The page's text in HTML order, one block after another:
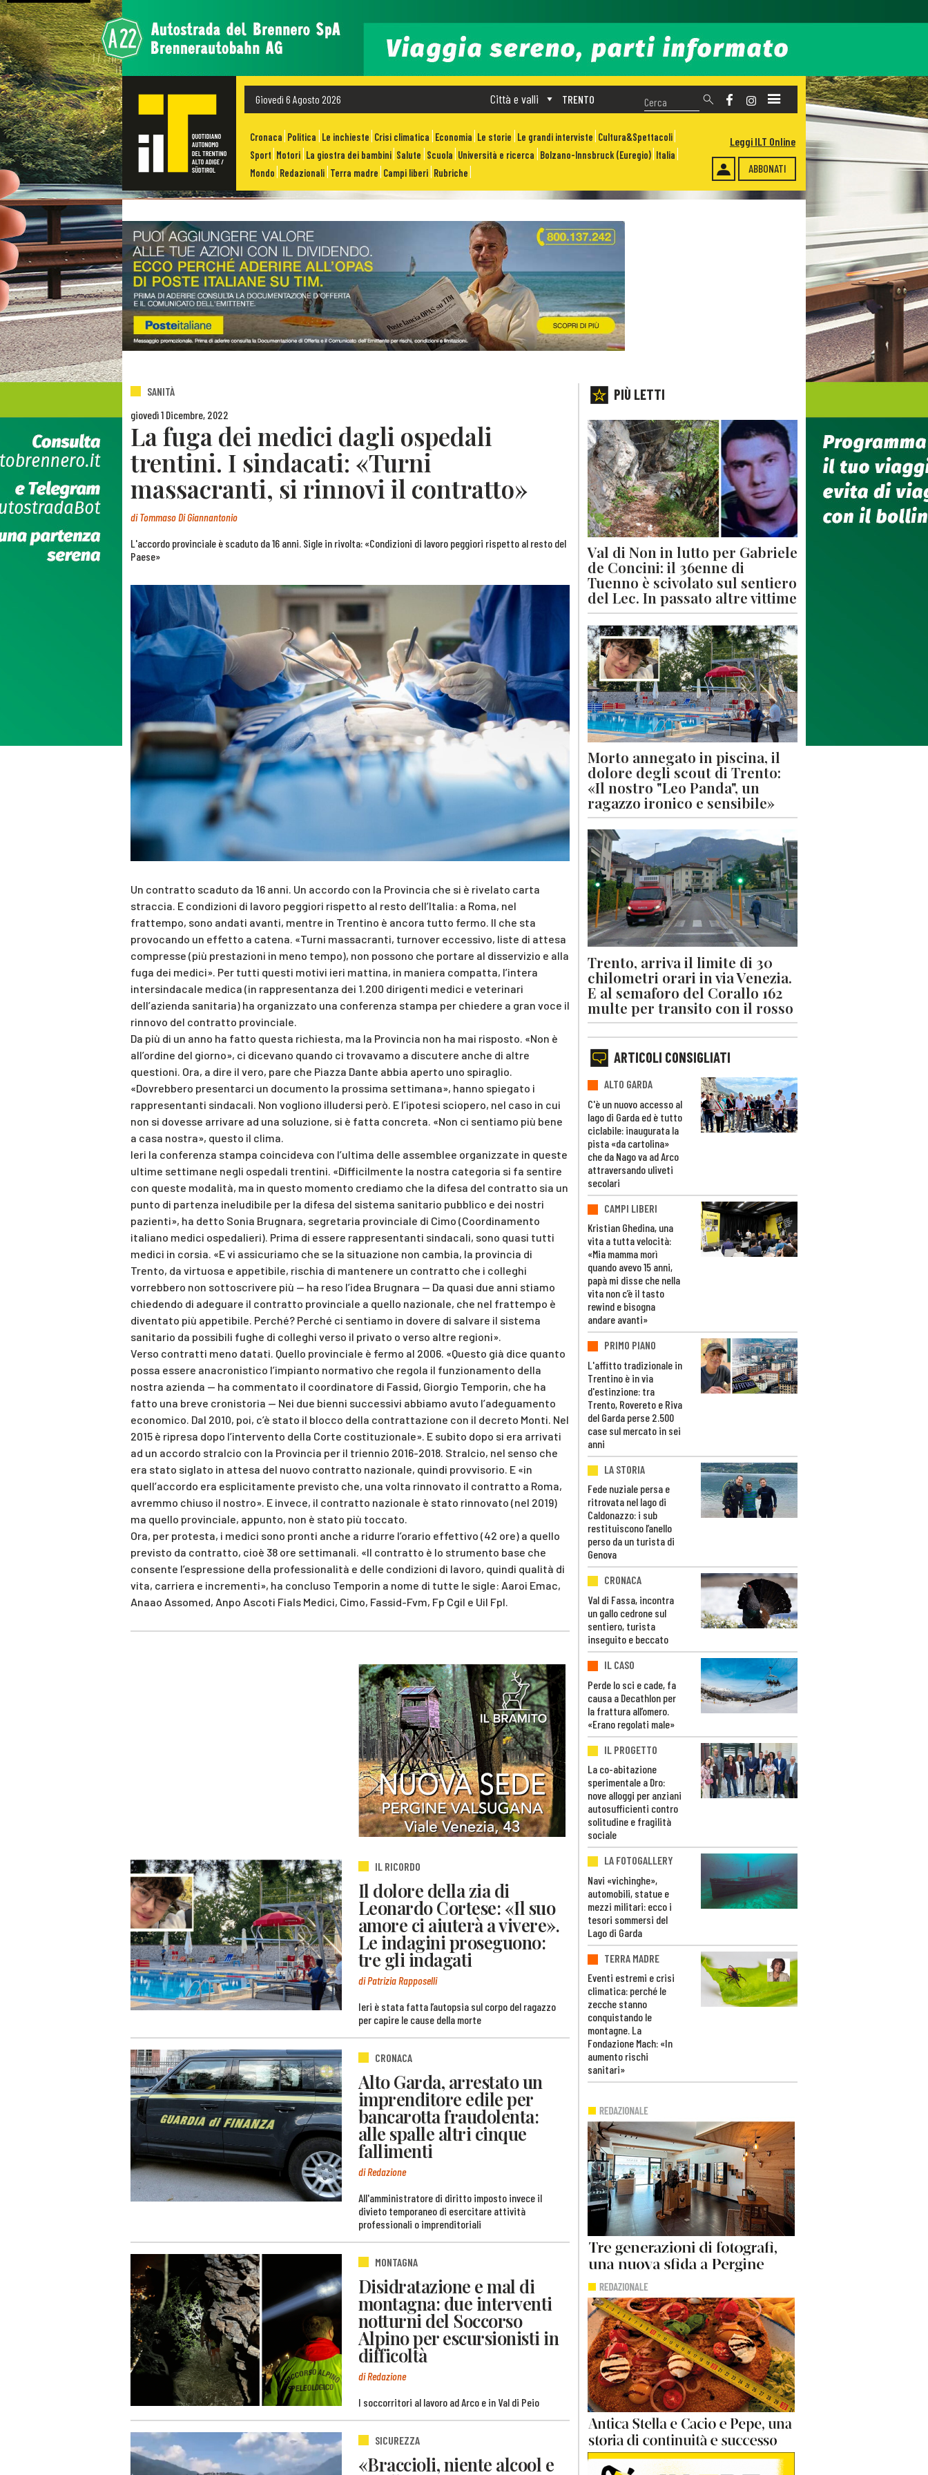
Giovedì 6 Agosto 2026 TRENTO
Città e valli
Cronaca Politica Le inchieste Crisi climatica Economia Le storie Le grandi interviste Cultura&Spettacoli
Sport Motori La giostra dei bambini Salute Scuola Università e ricerca Bolzano-Innsbruck (Euregio) Italia
Mondo Redazionali Terra madre Campi liberi Rubriche ABBONATI
Leggi ILT Online
SANITÀ
giovedì 1 Dicembre, 2022
La fuga dei medici dagli ospedali
trentini. I sindacati: «Turni
massacranti, si rinnovi il contratto»
diTommaso Di Giannantonio
L'accordo provinciale è scaduto da 16 anni. Sigle in rivolta: «Condizioni di lavoro peggiori rispetto al resto del
Paese»
Un contratto scaduto da 16 anni. Un accordo con la Provincia che si è rivelato carta
straccia. E condizioni di lavoro peggiori rispetto al resto dell’Italia: a Roma, nel
frattempo, sono andati avanti, mentre in Trentino è ancora tutto fermo. Il che sta
provocando un effetto a catena. «Turni massacranti, turnover eccessivo, liste di attesa
compresse (più prestazioni in meno tempo), non possono che portare al disservizio e alla
fuga dei medici». Per tutti questi motivi ieri mattina, in maniera compatta, l’intera
intersindacale medica (in rappresentanza dei 1.200 dirigenti medici e veterinari
dell’azienda sanitaria) ha organizzato una conferenza stampa per chiedere a gran voce il
rinnovo del contratto provinciale.
Da più di un anno ha fatto questa richiesta, ma la Provincia non ha mai risposto. «Non è
all’ordine del giorno», ci dicevano quando ci trovavamo a discutere anche di altre
questioni. Ora, a dire il vero, pare che Piazza Dante abbia aperto uno spiraglio.
«Dovrebbero presentarci un documento la prossima settimana», hanno spiegato i
rappresentanti sindacali. Non vogliono illudersi però. E l’ipotesi sciopero, nel caso in cui
non si dovesse arrivare ad una soluzione, si è fatta concreta. «Non ci sentiamo più bene
a casa nostra», questo il clima.
Ieri la conferenza stampa coincideva con l’ultima delle assemblee organizzate in queste
ultime settimane negli ospedali trentini. «Difficilmente la nostra categoria si fa sentire
con queste modalità, ma in questo momento crediamo che la difesa del contratto sia un
punto di partenza ineludibile per la difesa del sistema sanitario pubblico e dei nostri
pazienti», ha detto Sonia Brugnara, segretaria provinciale di Cimo (Coordinamento
italiano medici ospedalieri). Prima di essere rappresentanti sindacali, sono quasi tutti
medici in corsia. «E vi assicuriamo che se la situazione non cambia, la provincia di
Trento, da virtuosa e appetibile, rischia di mantenere un contratto che i colleghi
vorrebbero non sottoscrivere più — ha reso l’idea Brugnara — Da quasi due anni stiamo
chiedendo di adeguare il contratto provinciale a quello nazionale, che nel frattempo è
diventato più appetibile. Perché? Perché ci sentiamo in dovere di salvare il sistema
sanitario da possibili fughe di colleghi verso il privato o verso altre regioni».
Verso contratti meno datati. Quello provinciale è fermo al 2006. «Questo già dice quanto
possa essere anacronistico l’impianto normativo che regola il funzionamento della
nostra azienda — ha commentato il coordinatore di Fassid, Giorgio Temporin, che ha
fatto una breve cronistoria — Nei due bienni successivi abbiamo avuto l’adeguamento
economico. Dal 2010, poi, c’è stato il blocco della contrattazione con il decreto Monti. Nel
2015 è ripresa dopo l’intervento della Corte costituzionale». E subito dopo si era arrivati
ad un accordo stralcio con la Provincia per il triennio 2016-2018. Stralcio, nel senso che
era stato siglato in attesa del nuovo contratto nazionale, quindi provvisorio. E «in
quell’accordo era esplicitamente previsto che, una volta rinnovato il contratto a Roma,
avremmo chiuso il nostro». E invece, il contratto nazionale è stato rinnovato (nel 2019)
ma quello provinciale, appunto, non è stato più toccato.
Ora, per protesta, i medici sono pronti anche a ridurre l’orario effettivo (42 ore) a quello
previsto da contratto, cioè 38 ore settimanali. «Il contratto è lo strumento base che
consente l’espressione della professionalità e delle condizioni di lavoro, quindi qualità di
vita, carriera e incrementi», ha concluso Temporin a nome di tutte le sigle: Aaroi Emac,
Anaao Assomed, Anpo Ascoti Fials Medici, Cimo, Fassid-Fvm, Fp Cgil e Uil Fpl.
IL RICORDO
Il dolore della zia di
Leonardo Cortese: «Il suo
amore ci aiuterà a vivere».
Le indagini proseguono:
tre gli indagati
di Patrizia Rapposelli
Ieri è stata fatta l’autopsia sul corpo del ragazzo
per capire le cause della morte
CRONACA
Alto Garda, arrestato un
imprenditore edile per
bancarotta fraudolenta:
alle spalle altri cinque
fallimenti
di Redazione
All'amministratore di diritto imposto invece il
divieto temporaneo di esercitare attività
professionali o imprenditoriali
MONTAGNA
Disidratazione e mal di
montagna: due interventi
notturni del Soccorso
Alpino per escursionisti in
difficoltà
di Redazione
I soccorritori al lavoro ad Arco e in Val di Peio
SICUREZZA
«Braccioli, niente alcool e
PIÙ LETTI
Val di Non in lutto per Gabriele
de Concini: il 36enne di
Tuenno è scivolato sul sentiero
del Lec. In passato altre vittime
Morto annegato in piscina, il
dolore degli scout di Trento:
«Il nostro "Leo Panda", un
ragazzo ironico e sensibile»
Trento, arriva il limite di 30
chilometri orari in via Venezia.
E al semaforo del Corallo 162
multe per transito con il rosso
ARTICOLI CONSIGLIATI
ALTO GARDA
C'è un nuovo accesso al
lago di Garda ed è tutto
ciclabile: inaugurata la
pista «da cartolina»
che da Nago va ad Arco
attraversando uliveti
secolari
CAMPI LIBERI
Kristian Ghedina, una
vita a tutta velocità:
«Mia mamma morì
quando avevo 15 anni,
papà mi disse che nella
vita non c’è il tasto
rewind e bisogna
andare avanti»
PRIMO PIANO
L'affitto tradizionale in
Trentino è in via
d'estinzione: tra
Trento, Rovereto e Riva
del Garda perse 2.500
case sul mercato in sei
anni
LA STORIA
Fede nuziale persa e
ritrovata nel lago di
Caldonazzo: i sub
restituiscono l’anello
perso da un turista di
Genova
CRONACA
Val di Fassa, incontra
un gallo cedrone sul
sentiero, turista
inseguito e beccato
IL CASO
Perde lo sci e cade, fa
causa a Decathlon per
la frattura all’omero.
«Erano regolati male»
IL PROGETTO
La co-abitazione
sperimentale a Dro:
nove alloggi per anziani
autosufficienti contro
solitudine e fragilità
sociale
LA FOTOGALLERY
Navi «vichinghe»,
automobili, statue e
mezzi militari: ecco i
tesori sommersi del
Lago di Garda
TERRA MADRE
Eventi estremi e crisi
climatica: perché le
zecche stanno
conquistando le
montagne. La
Fondazione Mach: «In
aumento rischi
sanitari»